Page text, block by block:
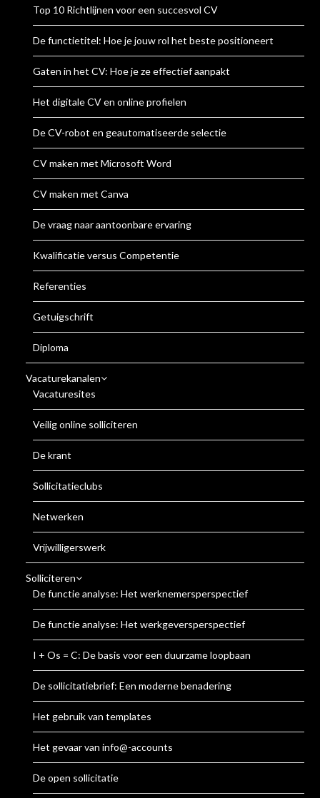
Top 10 Richtlijnen voor een succesvol CV
De functietitel: Hoe je jouw rol het beste positioneert
Gaten in het CV: Hoe je ze effectief aanpakt
Het digitale CV en online profielen
De CV-robot en geautomatiseerde selectie
CV maken met Microsoft Word
CV maken met Canva
De vraag naar aantoonbare ervaring
Kwalificatie versus Competentie
Referenties
Getuigschrift
Diploma
Vacaturekanalen
Vacaturesites
Veilig online solliciteren
De krant
Sollicitatieclubs
Netwerken
Vrijwilligerswerk
Solliciteren
De functie analyse: Het werknemersperspectief
De functie analyse: Het werkgeversperspectief
I + Os = C: De basis voor een duurzame loopbaan
De sollicitatiebrief: Een moderne benadering
Het gebruik van templates
Het gevaar van info@-accounts
De open sollicitatie